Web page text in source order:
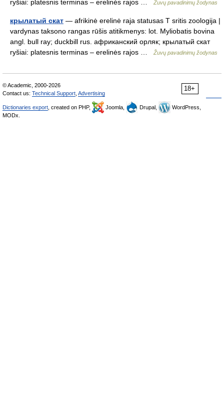
ryšiai: platesnis terminas – erelinės rajos …
Žuvų pavadinimų žodynas
крылатый скат — afrikinė erelinė raja statusas T sritis zoologija |
vardynas taksono rangas rūšis atitikmenys: lot. Myliobatis bovina
angl. bull ray; duckbill rus. африканский орляк; крылатый скат
ryšiai: platesnis terminas – erelinės rajos …
Žuvų pavadinimų žodynas
18+
© Academic, 2000-2026
Contact us: Technical Support Advertising
Dictionaries export , created on PHP, Joomla, Drupal,
WordPress,
MODx.